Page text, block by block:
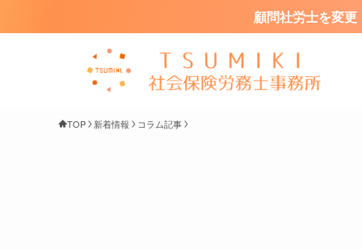
顧問社労士を変
TOP 新着情報 コラム記事